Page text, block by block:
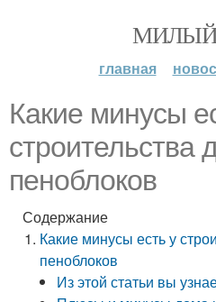
главная
Какие минусы
строительства
пеноблоков
Содержание
Какие минусы есть у
пеноблоков
Из этой статьи вы